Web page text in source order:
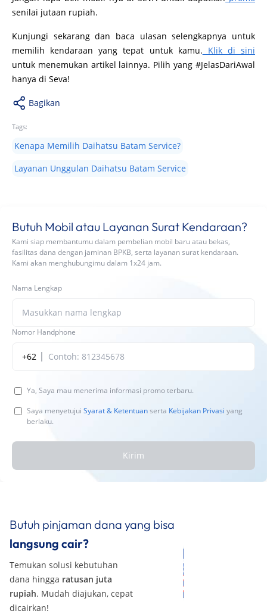
senilai jutaan rupiah.
Kunjungi sekarang dan baca ulasan selengkapnya untuk
memilih kendaraan yang tepat untuk kamu. Klik di sini
untuk menemukan artikel lainnya. Pilih yang #JelasDariAwal
hanya di Seva!
Bagikan
Tags:
Kenapa Memilih Daihatsu Batam Service?
Layanan Unggulan Daihatsu Batam Service
Butuh Mobil atau Layanan Surat Kendaraan?
Kami siap membantumu dalam pembelian mobil baru atau bekas,
fasilitas dana dengan jaminan BPKB, serta layanan surat kendaraan.
Kami akan menghubungimu dalam 1x24 jam.
Nama Lengkap
Nomor Handphone
+62
Ya, Saya mau menerima informasi promo terbaru.
Saya menyetujui Syarat & Ketentuanserta Kebijakan Privasi yang
berlaku.
Kirim
Butuh pinjaman dana yang bisa
langsung cair?
Temukan solusi kebutuhan
dana hingga ratusan juta
rupiah. Mudah diajukan, cepat
dicairkan!